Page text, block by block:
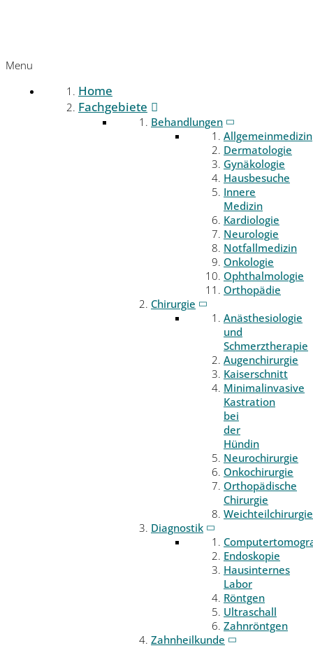
Menu
Home
Fachgebiete
Behandlungen
Allgemeinmedizin
Dermatologie
Gynäkologie
Hausbesuche
Innere
Medizin
Kardiologie
Neurologie
Notfallmedizin
Onkologie
Ophthalmologie
Orthopädie
Chirurgie
Anästhesiologie
und
Schmerztherapie
Augenchirurgie
Kaiserschnitt
Minimalinvasive
Kastration
bei
der
Hündin
Neurochirurgie
Onkochirurgie
Orthopädische
Chirurgie
Weichteilchirurgie
Diagnostik
Endoskopie
Hausinternes
Labor
Röntgen
Ultraschall
Zahnröntgen
Zahnheilkunde